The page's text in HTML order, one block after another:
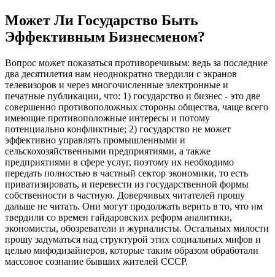
Может Ли Государство Быть
Эффективным Бизнесменом?
Вопрос может показаться противоречивым: ведь за последние
два десятилетия нам неоднократно твердили с экранов
телевизоров и через многочисленные электронные и
печатные публикации, что: 1) государство и бизнес - это две
совершенно противоположных стороны общества, чаще всего
имеющие противоположные интересы и потому
потенциально конфликтные; 2) государство не может
эффективно управлять промышленными и
сельскохозяйственными предприятиями, а также
предприятиями в сфере услуг, поэтому их необходимо
передать полностью в частный сектор экономики, то есть
приватизировать, и перевести из государственной формы
собственности в частную. Доверчивых читателей прошу
дальше не читать. Они могут продолжать верить в то, что им
твердили со времен гайдаровских реформ аналитики,
экономисты, обозреватели и журналисты. Остальных милости
прошу задуматься над структурой этих социальных мифов и
целью мифодизайнеров, которые таким образом обработали
массовое сознание бывших жителей СССР.